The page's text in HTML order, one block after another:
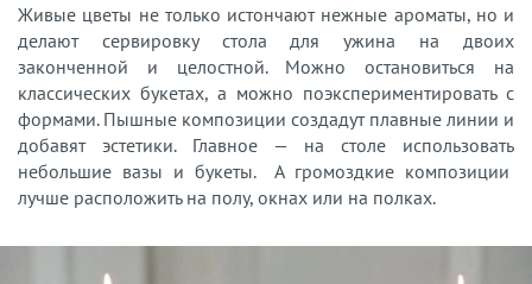
Живые цветы не только истончают нежные ароматы, но и
делают сервировку стола для ужина на двоих
законченной и целостной. Можно остановиться на
классических букетах, а можно поэкспериментировать с
формами. Пышные композиции создадут плавные линии и
добавят эстетики. Главное — на столе использовать
небольшие вазы и букеты. А громоздкие композиции
лучше расположить на полу, окнах или на полках.